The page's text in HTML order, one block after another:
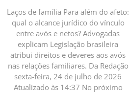
Laços de família Para além do afeto:
qual o alcance jurídico do vínculo
entre avós e netos? Advogadas
explicam Legislação brasileira
atribui direitos e deveres aos avós
nas relações familiares. Da Redação
sexta-feira, 24 de julho de 2026
Atualizado às 14:37 No próximo